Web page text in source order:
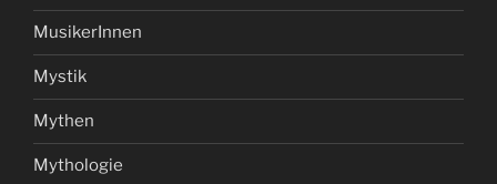
MusikerInnen
Mystik
Mythen
Mythologie